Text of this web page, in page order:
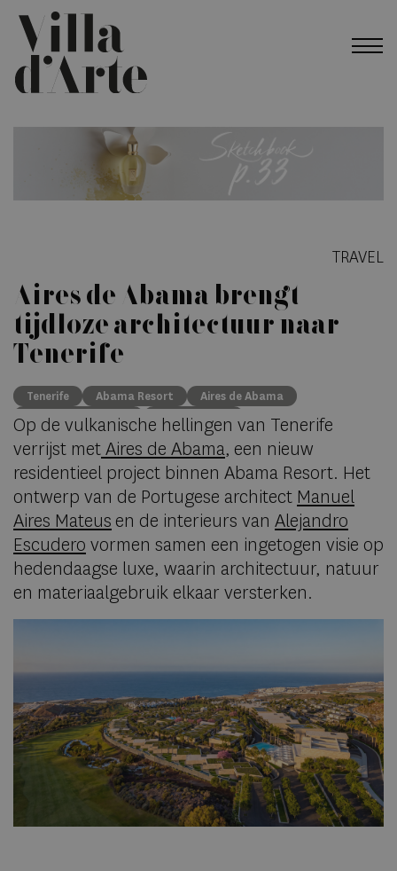
TRAVEL
Aires de Abama brengt
tijdloze architectuur naar
Tenerife
Tenerife Abama Resort
Aires de Abama
Luxury Real Estate
Second Home
Abama Luxury Residences
Op de vulkanische hellingen van Tenerife
verrijst metAires de Abama, een nieuw
residentieel project binnen Abama Resort. Het
ontwerp van de Portugese architect Manuel
Aires Mateus en de interieurs van Alejandro
Escudero vormen samen een ingetogen visie op
hedendaagse luxe, waarin architectuur, natuur
en materiaalgebruik elkaar versterken.